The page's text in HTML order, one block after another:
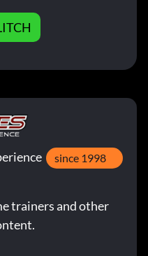
since 1998
trainers and other